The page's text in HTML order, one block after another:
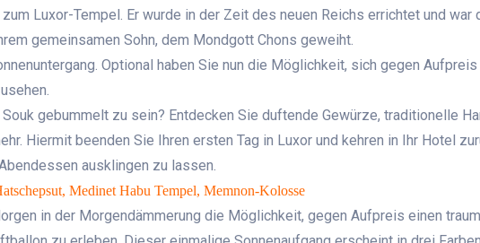
Luxor-Tempel. Er wurde in der Zeit des neuen Reichs errichtet und war
gemeinsamen Sohn, dem Mondgott Chons geweiht.
Optional haben Sie nun die Möglichkeit, sich gegen
gebummelt zu sein? Entdecken Sie duftende Gewürze, traditionelle
Hiermit beenden Sie Ihren ersten Tag in Luxor und kehren in Ihr Hotel
ausklingen zu lassen.
Medinet Habu Tempel, Memnon-Kolosse
in der Morgendämmerung die Möglichkeit, gegen Aufpreis einen